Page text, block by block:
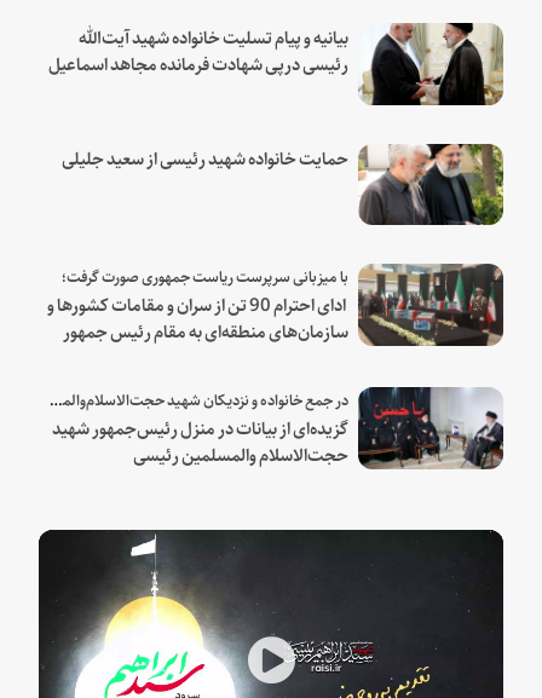
بیانیه و پیام تسلیت خانواده شهید آیت‌الله
رئیسی درپی شهادت فرمانده مجاهد اسماعیل
حمایت خانواده شهید رئیسی از سعید جلیلی
با میزبانی سرپرست ریاست جمهوری صورت گرفت؛
ادای احترام 90 تن از سران و مقامات کشورها و
سازمان‌های منطقه‌ای به مقام رئیس جمهور
در جمع خانواده و نزدیکان شهید حجت‌الاسلام‌والمسلمین رئیسی:
گزیده‌ای از بیانات در منزل رئیس‌جمهور شهید
حجت‌الاسلام والمسلمین رئیسی